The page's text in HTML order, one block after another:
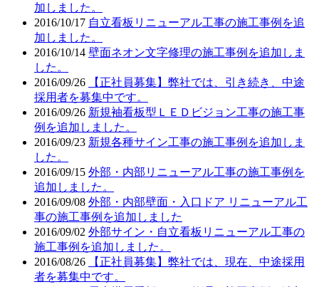
加しました。
2016/10/17 自立看板リニューアル工事の施工事例を追
加しました。
2016/10/14 壁面ネオン文字修理の施工事例を追加しま
した。
2016/09/26
【正社員募集】弊社では、引き続き、中途
採用者を募集中です。
2016/09/26 新規袖看板型ＬＥＤビジョン工事の施工事
例を追加しました。
2016/09/23 新規各種サイン工事の施工事例を追加しま
した。
2016/09/15 外部・内部リニューアル工事の施工事例を
追加しました。
2016/09/08 外部・内部壁面・入口ドア リニューアル工
事の施工事例を追加しました
2016/09/02 外部サイン・自立看板リニューアル工事の
施工事例を追加しました。
2016/08/26
【正社員募集】弊社では、現在、中途採用
者を募集中です。